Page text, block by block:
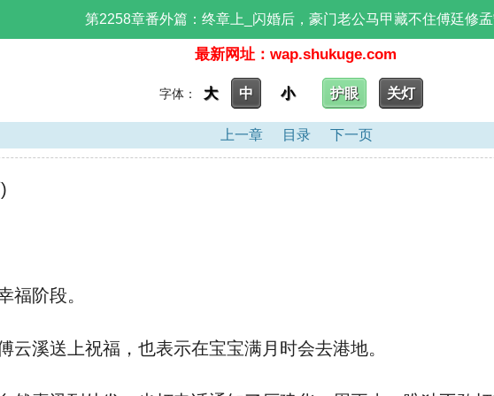
第2258章番外篇：终章上_闪婚后，豪门老公马甲藏不住傅廷修
最新网址：wap.shukuge.com
字体： 大 中 小 护眼 关灯
上一章 目录 下一页
阶段。
溪送上祝福，也表示在宝宝满月时会去港地。